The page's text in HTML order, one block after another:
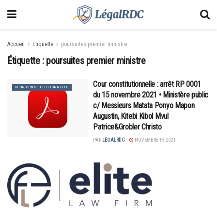
Accueil Etiquette poursuites premier ministre
Étiquette : poursuites premier ministre
COUR CONSTITUTIONNELLE
Cour constitutionnelle : arrêt RP 0001
du 15 novembre 2021 • Ministère public
c/ Messieurs Matata Ponyo Mapon
Augustin, Kitebi Kibol Mvul
Patrice&Grobler Christo
PAR LEGALRDC NOVEMBRE 15, 2021